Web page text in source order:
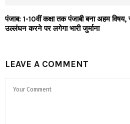
पंजाब: 1-10वीं कक्षा तक पंजाबी बना अहम
उल्लंघन करने पर लगेगा भारी जुर्माना
LEAVE A COMMENT